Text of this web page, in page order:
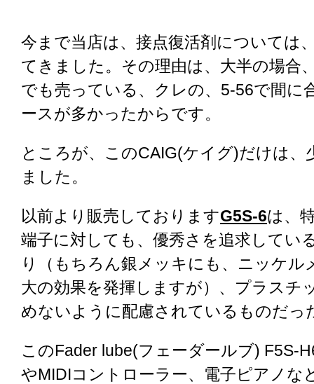
今まで当店は、接点復活剤については
てきました。その理由は、大半の場合
でも売っている、クレの、5-56で間に
ースが多かったからです。
ところが、このCAIG(ケイグ)だけは、
ました。
以前より販売しておりますG5S-6は、
端子に対しても、優秀さを追求してい
り（もちろん銀メッキにも、ニッケル
大の効果を発揮しますが）、プラスチ
めないように配慮されているものだっ
このFader lube(フェーダールブ) F5S-
やMIDIコントローラー、電子ピアノな